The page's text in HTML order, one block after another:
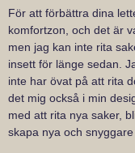
För att förbättra dina
komfortzon, och det är
men jag kan inte rita
insett för länge sedan.
inte har övat på att rita
det mig också i min
med att rita nya saker,
skapa nya och